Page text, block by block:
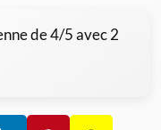
de4/5 avec2